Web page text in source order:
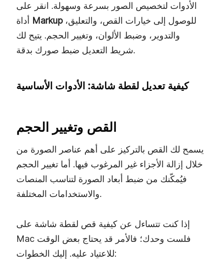
الأدوات لتخصيص الصور بسرعة وسهولة. انقر على
Markupللوصول إلى خيارات القص، والتعليق،
والتدوير، وضبط الألوان، وتغيير الحجم. يتيح لك
شريط التعديل ضبط صورك بدقة.
كيفية تعديل لقطة شاشة: الأدوات الأساسية
القص وتغيير الحجم
يسمح لك القص بالتركيز على أهم عناصر الصورة من
خلال إزالة الأجزاء غير المرغوب فيها. أما تغيير الحجم
فيُمكّنك من ضبط أبعاد الصورة لتناسب المنصات
والاستخدامات المختلفة.
إذا كنت تتساءل عن كيفية قص لقطة شاشة على
Mac فلست وحدك؛ فالأمر قد يحتاج بعض الوقت
للاعتياد عليه. إليك الخطوات: